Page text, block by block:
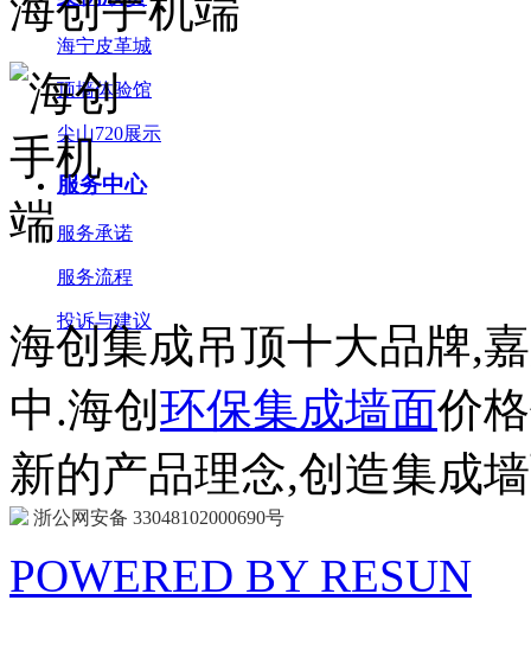
海宁皮革城
顶墙体验馆
尖山720展示
服务中心
服务承诺
服务流程
投诉与建议
海创手机端
海创集成吊顶十大品牌,
中.海创环保集成墙面价
新的产品理念,创造集成
浙公网安备 33048102000690号
POWERED BY RESUN